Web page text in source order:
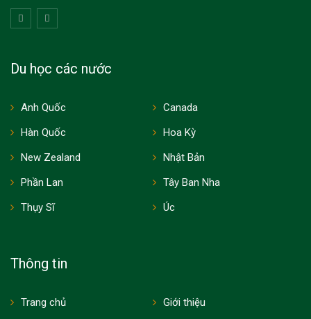
Du học các nước
Anh Quốc
Canada
Hàn Quốc
Hoa Kỳ
New Zealand
Nhật Bản
Phần Lan
Tây Ban Nha
Thụy Sĩ
Úc
Thông tin
Trang chủ
Giới thiệu